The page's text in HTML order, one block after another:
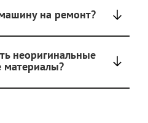
на ремонт?
неоригинальные
материалы?